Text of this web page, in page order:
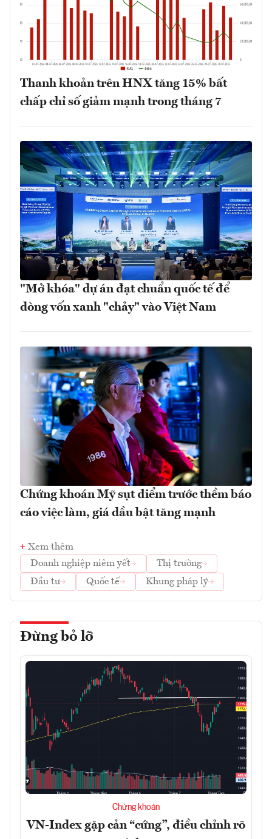
Thanh khoản trên HNX tăng 15% bất
chấp chỉ số giảm mạnh trong tháng 7
"Mở khóa" dự án đạt chuẩn quốc tế để
dòng vốn xanh "chảy" vào Việt Nam
Chứng khoán Mỹ sụt điểm trước thềm báo
cáo việc làm, giá dầu bật tăng mạnh
Xem thêm
Doanh nghiệp niêm yết
Thị trường
Đầu tư
Quốc tế Khung pháp lý
Đừng bỏ lỡ
Chứng khoán
VN-Index gặp cản “cứng”, điều chỉnh rõ